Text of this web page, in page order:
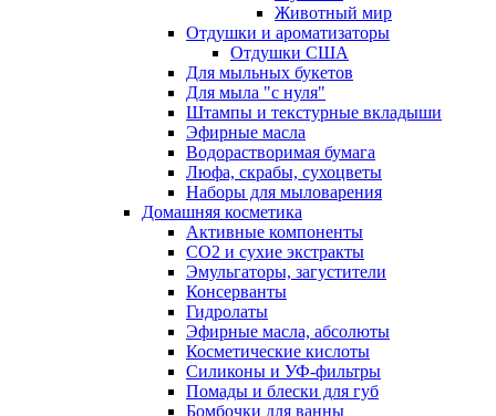
Животный мир
Отдушки и ароматизаторы
Отдушки США
Для мыльных букетов
Для мыла "с нуля"
Штампы и текстурные вкладыши
Эфирные масла
Водорастворимая бумага
Люфа, скрабы, сухоцветы
Наборы для мыловарения
Домашняя косметика
Активные компоненты
СО2 и сухие экстракты
Эмульгаторы, загустители
Консерванты
Гидролаты
Эфирные масла, абсолюты
Косметические кислоты
Силиконы и УФ-фильтры
Помады и блески для губ
Бомбочки для ванны